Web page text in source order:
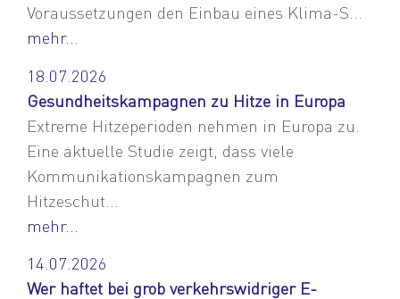
Voraussetzungen den Einbau eines Klima-S...
mehr...
18.07.2026
Gesundheitskampagnen zu Hitze in Europa
Extreme Hitzeperioden nehmen in Europa zu.
Eine aktuelle Studie zeigt, dass viele
Kommunikationskampagnen zum
Hitzeschut...
mehr...
14.07.2026
Wer haftet bei grob verkehrswidriger E-